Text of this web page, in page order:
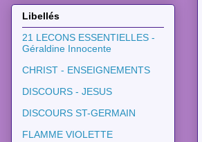
Libellés
21 LECONS ESSENTIELLES -
Géraldine Innocente
CHRIST - ENSEIGNEMENTS
DISCOURS - JESUS
DISCOURS ST-GERMAIN
FLAMME VIOLETTE